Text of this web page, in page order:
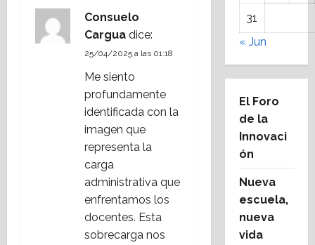
n
d
Consuelo
Cargua dice:
25/04/2025 a las 01:18
Me siento
profundamente
identificada con la
imagen que
representa la
carga
administrativa que
enfrentamos los
docentes. Esta
sobrecarga nos
31
« Jun
El Foro
de la
Innovaci
ón
Nueva
escuela,
nueva
vida